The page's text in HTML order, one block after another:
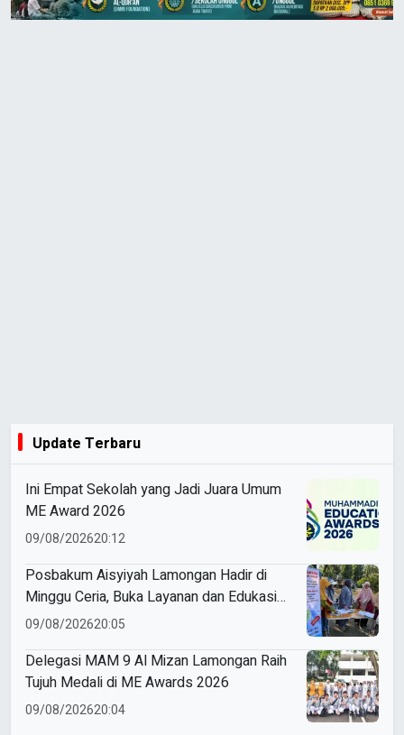
Update Terbaru
Ini Empat Sekolah yang Jadi Juara Umum
ME Award 2026
09/08/202620:12
Posbakum Aisyiyah Lamongan Hadir di
Minggu Ceria, Buka Layanan dan Edukasi
Hukum Gratis untuk Perempuan
09/08/202620:05
Delegasi MAM 9 Al Mizan Lamongan Raih
Tujuh Medali di ME Awards 2026
09/08/202620:04